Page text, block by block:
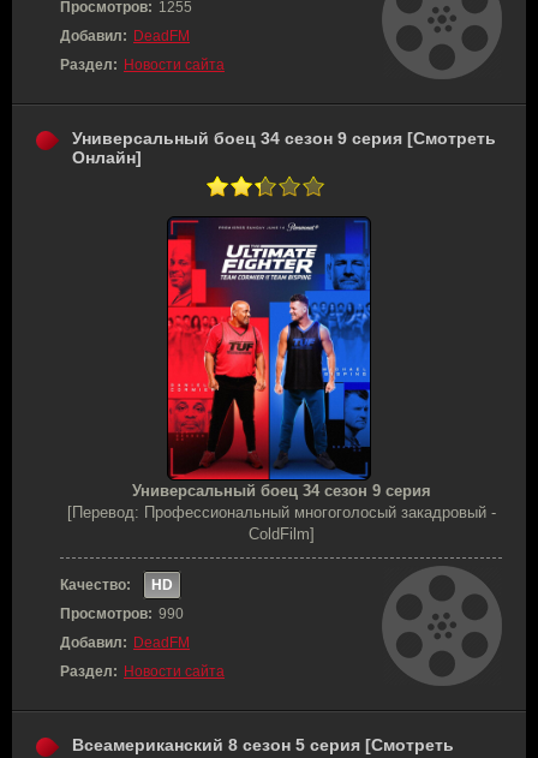
Просмотров: 1255
Добавил: DeadFM
Раздел: Новости сайта
Универсальный боец 34 сезон 9 серия [Смотреть
Онлайн]
Универсальный боец 34 сезон 9 серия
[Перевод: Профессиональный многоголосый закадровый -
ColdFilm]
Качество:
HD
Просмотров: 990
Добавил: DeadFM
Раздел: Новости сайта
Всеамериканский 8 сезон 5 серия [Смотреть